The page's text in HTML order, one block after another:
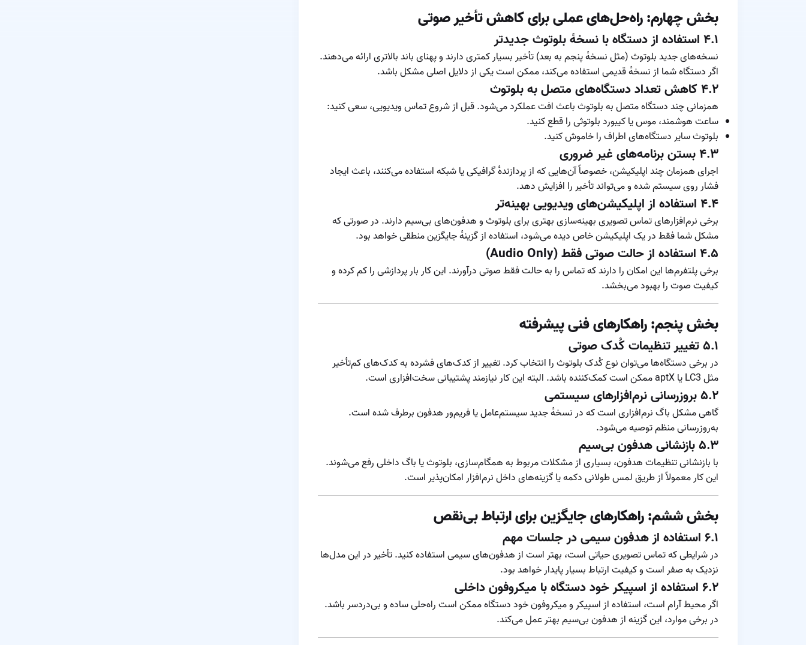
طول عمر باتری
ایرپاد
عمر باتری ایرپادها
چقدر است
قابلیت های ایرپاد
پرو
قطعی ایرپاد
آیفون
معرفی و مقایسه
مدل های مختلف
ایرپاد
مفقود شدن ایرپاد
مقایسه ایرپاد ۳ و
پرو
مقایسه ایرپاد با
با ایرپاد ۳
با ایرپاد پرو
مقایسه ایرپاد پرو با
نحوه اتصال همزمان
ضعیف در یکی از
گوشی‌های ایرپاد
نحوه ی اتصال ایرپاد
با دستگاه های
مختلف
نویز کنسلینگ ایرپاد
نکات پنهان ایرپادها
نکات و ترفندهای
کاربردی ایرپاد
نکاتی درباره ی تمیز
کردن ایرپاد
بخش چهارم: راه‌حل‌های عملی برای کاهش تأخیر صوتی
۴.۱ استفاده از دستگاه با نسخه‌ٔ بلوتوث جدیدتر
نسخه‌های جدید بلوتوث (مثل نسخه‌ٔ پنجم به بعد) تأخیر بسیار کمتری دارند و پهنای باند بالاتری ارائه می‌دهند.
اگر دستگاه شما از نسخه‌ٔ قدیمی استفاده می‌کند، ممکن است یکی از دلایل اصلی مشکل باشد.
۴.۲ کاهش تعداد دستگاه‌های متصل به بلوتوث
همزمانی چند دستگاه متصل به بلوتوث باعث افت عملکرد می‌شود. قبل از شروع تماس ویدیویی، سعی کنید:
ساعت هوشمند، موس یا کیبورد بلوتوثی را قطع کنید.
بلوتوث سایر دستگاه‌های اطراف را خاموش کنید.
۴.۳ بستن برنامه‌های غیر ضروری
اجرای همزمان چند اپلیکیشن، خصوصاً آن‌هایی که از پردازنده‌ٔ گرافیکی یا شبکه استفاده می‌کنند، باعث ایجاد
فشار روی سیستم شده و می‌تواند تأخیر را افزایش دهد.
۴.۴ استفاده از اپلیکیشن‌های ویدیویی بهینه‌تر
برخی نرم‌افزارهای تماس تصویری بهینه‌سازی بهتری برای بلوتوث و هدفون‌های بی‌سیم دارند. در صورتی که
مشکل شما فقط در یک اپلیکیشن خاص دیده می‌شود، استفاده از گزینه‌ٔ جایگزین منطقی خواهد بود.
۴.۵ استفاده از حالت صوتی فقط (Audio Only)
برخی پلتفرم‌ها این امکان را دارند که تماس را به حالت فقط صوتی درآورند. این کار بار پردازشی را کم کرده و
کیفیت صوت را بهبود می‌بخشد.
بخش پنجم: راهکارهای فنی پیشرفته
۵.۱ تغییر تنظیمات کُدک صوتی
در برخی دستگاه‌ها می‌توان نوع کُدک بلوتوث را انتخاب کرد. تغییر از کدک‌های فشرده به کدک‌های کم‌تأخیر
مثل LC3 یا aptX ممکن است کمک‌کننده باشد. البته این کار نیازمند پشتیبانی سخت‌افزاری است.
۵.۲ بروزرسانی نرم‌افزارهای سیستمی
گاهی مشکل باگ نرم‌افزاری است که در نسخه‌ٔ جدید سیستم‌عامل یا فریم‌ور هدفون برطرف شده است.
به‌روزرسانی منظم توصیه می‌شود.
۵.۳ بازنشانی هدفون بی‌سیم
با بازنشانی تنظیمات هدفون، بسیاری از مشکلات مربوط به همگام‌سازی، بلوتوث یا باگ داخلی رفع می‌شوند.
این کار معمولاً از طریق لمس طولانی دکمه یا گزینه‌های داخل نرم‌افزار امکان‌پذیر است.
بخش ششم: راهکارهای جایگزین برای ارتباط بی‌نقص
۶.۱ استفاده از هدفون سیمی در جلسات مهم
در شرایطی که تماس تصویری حیاتی است، بهتر است از هدفون‌های سیمی استفاده کنید. تأخیر در این مدل‌ها
نزدیک به صفر است و کیفیت ارتباط بسیار پایدار خواهد بود.
۶.۲ استفاده از اسپیکر خود دستگاه با میکروفون داخلی
اگر محیط آرام است، استفاده از اسپیکر و میکروفون خود دستگاه ممکن است راه‌حلی ساده و بی‌دردسر باشد.
در برخی موارد، این گزینه از هدفون بی‌سیم بهتر عمل می‌کند.